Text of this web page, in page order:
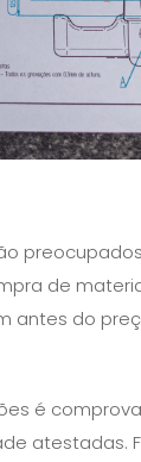
de
antes do
é